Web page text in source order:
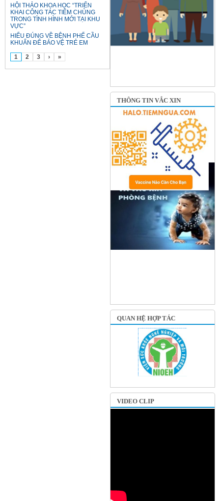
HỘI THẢO KHOA HỌC “TRIỂN
KHAI CÔNG TÁC TIÊM CHỦNG
TRONG TÌNH HÌNH MỚI TẠI KHU
VỰC”
HIỂU ĐÚNG VỀ BỆNH PHẾ CẦU
KHUẨN ĐỂ BẢO VỆ TRẺ EM
1 2 3 › »
THÔNG TIN VẮC XIN
QUAN HỆ HỢP TÁC
VIDEO CLIP